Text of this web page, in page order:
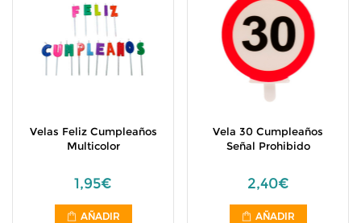
Velas Feliz Cumpleaños
Multicolor
1,95€
AÑADIR
Vela 30 Cumpleaños
Señal Prohibido
2,40€
AÑADIR